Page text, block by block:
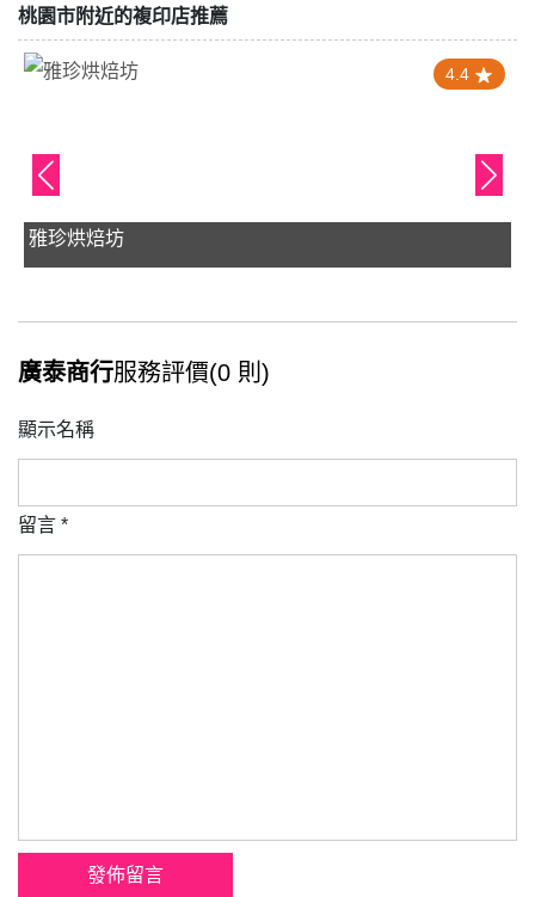
桃園市附近的複印店推薦
4.4
雅珍烘焙坊
廣泰商行服務評價(0 則)
顯示名稱
留言 *